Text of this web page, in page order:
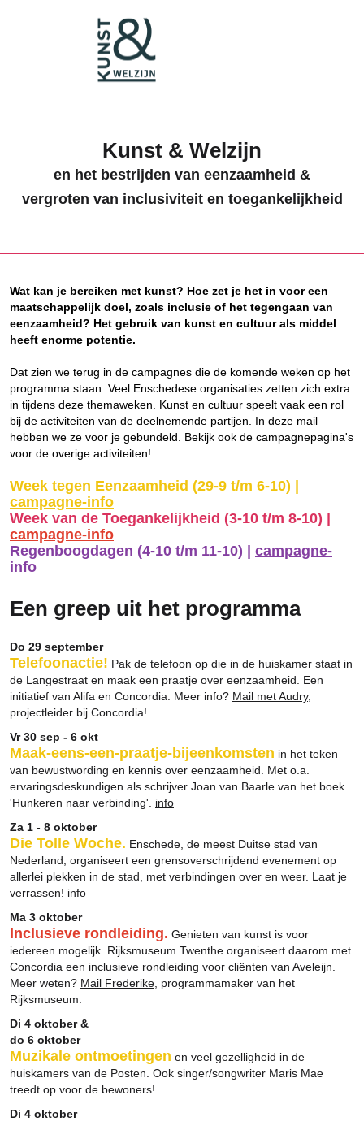
Kunst & Welzijn
en het bestrijden van eenzaamheid &
vergroten van inclusiviteit en toegankelijkheid
Wat kan je bereiken met kunst? Hoe zet je het in voor een
maatschappelijk doel, zoals inclusie of het tegengaan van
eenzaamheid? Het gebruik van kunst en cultuur als middel
heeft enorme potentie.
Dat zien we terug in de campagnes die de komende weken op het
programma staan. Veel Enschedese organisaties zetten zich extra
in tijdens deze themaweken.
Kunst en cultuur speelt vaak een rol
bij de activiteiten van de deelnemende partijen. In deze mail
hebben we ze voor je gebundeld. Bekijk ook de campagnepagina's
voor de overige activiteiten!
Week tegen Eenzaamheid (29-9 t/m 6-10) |
campagne-info
Week van de Toegankelijkheid (3-10 t/m 8-10) |
campagne-info
Regenboogdagen (4-10 t/m 11-10) | campagne-
info
Een greep uit het programma
Do 29 september
Telefoonactie! Pak de telefoon op die in de huiskamer staat in
de Langestraat en maak een praatje over eenzaamheid. Een
initiatief van Alifa en Concordia. Meer info? Mail met Audry,
projectleider bij Concordia!
Vr 30 sep - 6 okt
Maak-eens-een-praatje-bijeenkomsten in het teken
van bewustwording en kennis over eenzaamheid. Met o.a.
ervaringsdeskundigen als schrijver Joan van Baarle van het boek
'Hunkeren naar verbinding'. info
Za 1 - 8 oktober
Die Tolle Woche. Enschede, de meest Duitse stad van
Nederland, organiseert een grensoverschrijdend evenement op
allerlei plekken in de stad, met verbindingen over en weer. Laat je
verrassen! info
Ma 3 oktober
Inclusieve rondleiding. Genieten van kunst is voor
iedereen mogelijk. Rijksmuseum Twenthe organiseert daarom met
Concordia een inclusieve rondleiding voor cliënten van Aveleijn.
Meer weten? Mail Frederike , programmamaker van het
Rijksmuseum.
Di 4 oktober &
do 6 oktober
Muzikale ontmoetingen en veel gezelligheid in de
huiskamers van de Posten. Ook singer/songwriter Maris Mae
treedt op voor de bewoners!
Di 4 oktober